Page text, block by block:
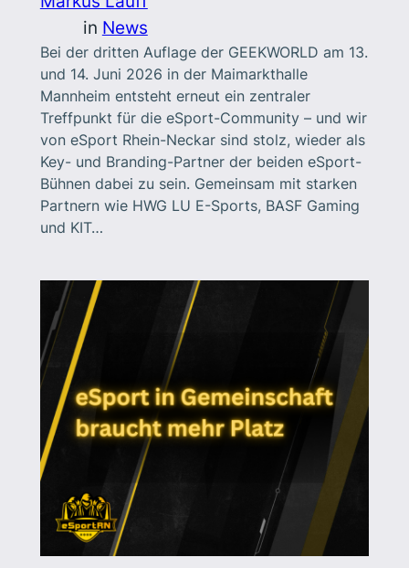
in News
Bei der dritten Auflage der GEEKWORLD am 13.
und 14. Juni 2026 in der Maimarkthalle
Mannheim entsteht erneut ein zentraler
Treffpunkt für die eSport-Community – und wir
von eSport Rhein-Neckar sind stolz, wieder als
Key- und Branding-Partner der beiden eSport-
Bühnen dabei zu sein. Gemeinsam mit starken
Partnern wie HWG LU E-Sports, BASF Gaming
und KIT…